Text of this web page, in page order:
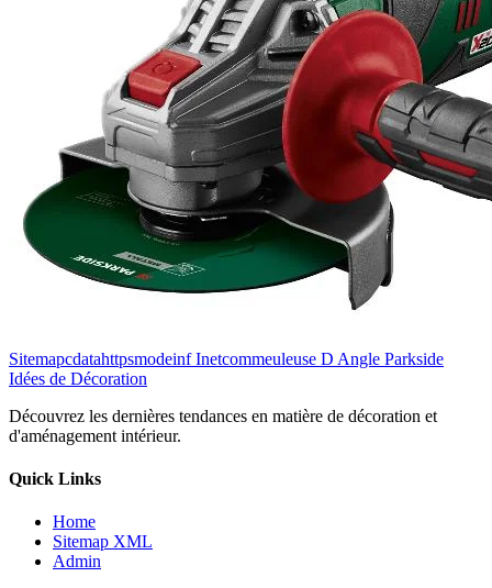
Sitemapcdatahttpsmodeinf Inetcommeuleuse D Angle Parkside
Idées de Décoration
Découvrez les dernières tendances en matière de décoration et
d'aménagement intérieur.
Quick Links
Home
Sitemap XML
Admin